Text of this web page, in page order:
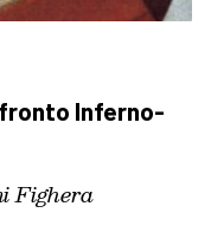
Inferno-
Fighera